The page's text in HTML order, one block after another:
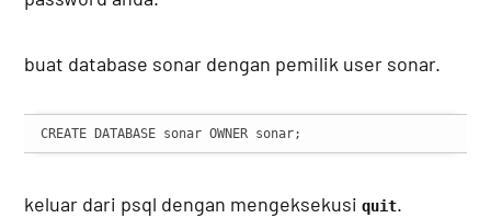
buat database sonar dengan pemilik user sonar.
CREATE DATABASE sonar OWNER sonar;
keluar dari psql dengan mengeksekusiquit.